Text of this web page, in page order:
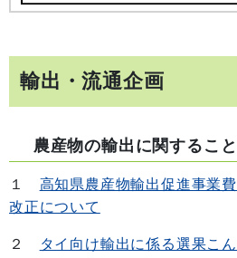
輸出・流通企画
農産物の輸出に関すること
１ 高知県農産物輸出促進事業
改正について
２
タイ向け輸出に係る選果こ